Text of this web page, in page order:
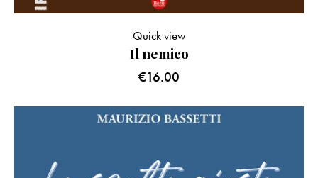
Il nemico
€16.00
Quick view